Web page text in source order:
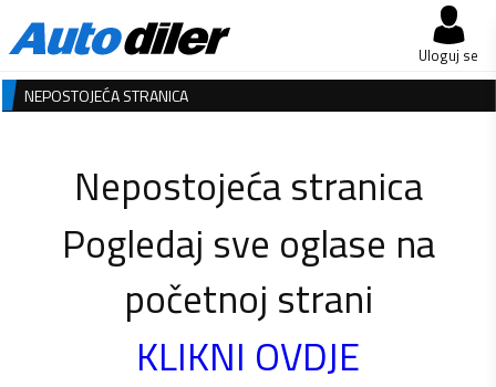
Uloguj se
NEPOSTOJEĆA STRANICA
Nepostojeća stranica
Pogledaj sve oglase na
početnoj strani
KLIKNI OVDJE